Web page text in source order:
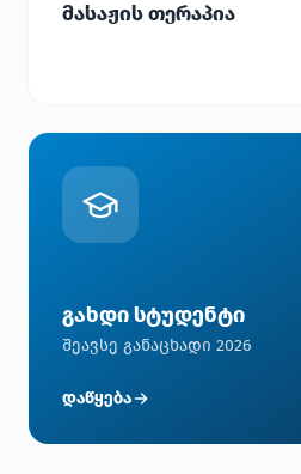
მასაჟის თერაპია
გახდი სტუდენტი
შეავსე განაცხადი 2026
დაწყება